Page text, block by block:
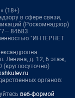
(18+)
в сфере связи,
(Роскомнадзор)
84683
"ИНТЕРНЕТ
Ленина, д. 12, 6 этаж,
(круглосуточно)
органов:
веб-формой